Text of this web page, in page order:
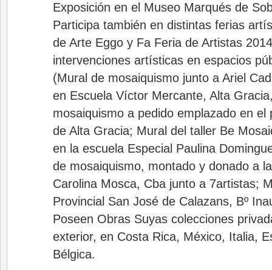
Exposición en el Museo Marqués de
Participa también en distintas ferias
de Arte Eggo y Fa Feria de Artistas
intervenciones artísticas en espacios
(Mural de mosaiquismo junto a Ariel
en Escuela Víctor Mercante, Alta
mosaiquismo a pedido emplazado en
de Alta Gracia; Mural del taller Be
en la escuela Especial Paulina
de mosaiquismo, montado y donado a
Carolina Mosca, Cba junto a 7artistas;
Provincial San José de Calazans, Bº
Poseen Obras Suyas colecciones
exterior, en Costa Rica, México, Italia,
Bélgica.